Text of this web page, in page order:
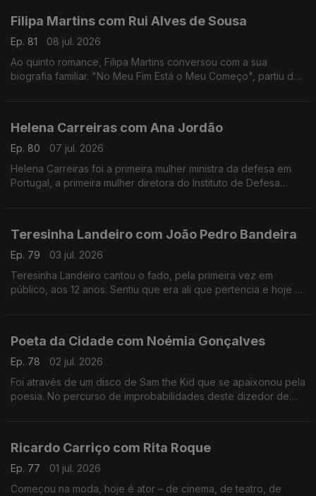
Filipa Martins com Rui Alves de Sousa
Ep. 81
08 jul. 2026
Ao quinto romance, Filipa Martins conversou com a sua
biografia familiar. "No Meu Fim Está o Meu Começo", partiu de
Helena Carreiras com Ana Jordão
Ep. 80
07 jul. 2026
Helena Carreiras foi a primeira mulher ministra da defesa em
Portugal, a primeira mulher diretora do Instituto de Defesa
Teresinha Landeiro com João Pedro Bandeira
Ep. 79
03 jul. 2026
Teresinha Landeiro cantou o fado, pela primeira vez em
público, aos 12 anos. Sentiu que era ali que pertencia e hoje é
Poeta da Cidade com Noémia Gonçalves
Ep. 78
02 jul. 2026
Foi através de um disco de Sam the Kid que se apaixonou pela
poesia. No percurso de improbabilidades deste dizedor de
Ricardo Carriço com Rita Roque
Ep. 77
01 jul. 2026
Começou na moda, hoje é ator – de cinema, de teatro, de